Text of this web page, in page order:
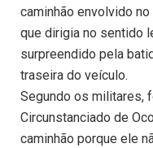
caminhão envolvido
que dirigia no sentido
surpreendido pela
traseira do veículo.
Segundo os militares,
Circunstanciado de
caminhão porque ele